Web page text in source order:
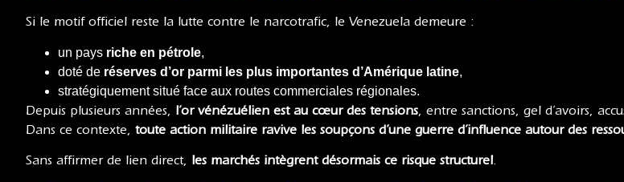
Si le motif officiel reste la lutte contre le narcotrafic, le Venezuela demeure :
un pays riche en pétrole,
doté de réserves d’or parmi les plus importantes d’Amérique latine,
stratégiquement situé face aux routes commerciales régionales.
Depuis plusieurs années, l’or vénézuélien est au cœur des tensions , entre sanctions, gel d’avoirs,
Dans ce contexte, toute action militaire ravive les soupçons d’une guerre d’influence autour des
Sans affirmer de lien direct, les marchés intègrent désormais ce risque structurel.